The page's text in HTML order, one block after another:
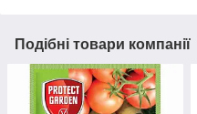
Подібні товари компанії